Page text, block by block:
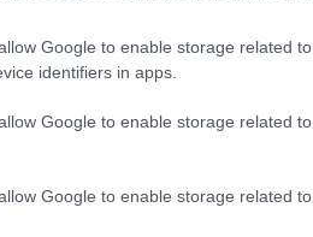
Google to enable storage related
identifiers in apps.
Google to enable storage related
Google to enable storage related
Google Newsκαι μάθετε πρώτοι